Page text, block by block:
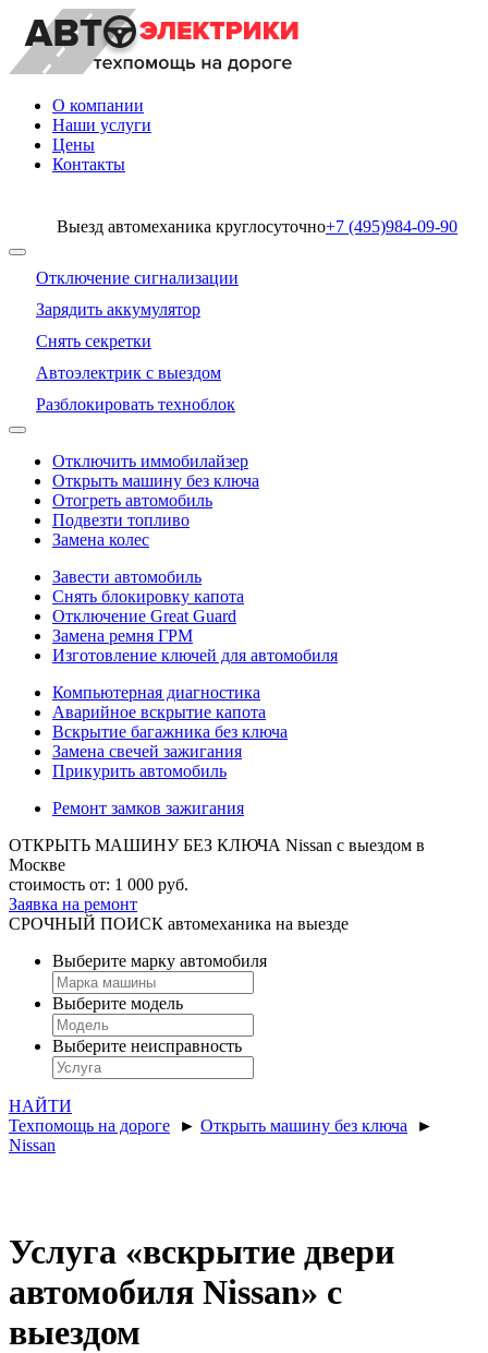
О компании
Наши услуги
Цены
Контакты
Выезд автомеханика круглосуточно+7 (495)984-09-90
Отключение сигнализации
Зарядить аккумулятор
Снять секретки
Автоэлектрик с выездом
Разблокировать техноблок
Отключить иммобилайзер
Открыть машину без ключа
Отогреть автомобиль
Подвезти топливо
Замена колес
Завести автомобиль
Снять блокировку капота
Отключение Great Guard
Замена ремня ГРМ
Изготовление ключей для автомобиля
Компьютерная диагностика
Аварийное вскрытие капота
Вскрытие багажника без ключа
Замена свечей зажигания
Прикурить автомобиль
Ремонт замков зажигания
ОТКРЫТЬ МАШИНУ БЕЗ КЛЮЧА Nissan с выездом в
Москве
стоимость от: 1 000 руб.
Заявка на ремонт
СРОЧНЫЙ ПОИСК автомеханика на выезде
Выберите марку автомобиля
Выберите модель
Выберите неисправность
НАЙТИ
Техпомощь на дороге ► Открыть машину без ключа ►
Nissan
Услуга «вскрытие двери
автомобиля Nissan» с
выездом